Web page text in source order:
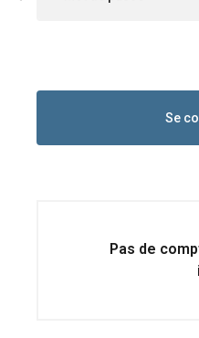
Se
Pas de